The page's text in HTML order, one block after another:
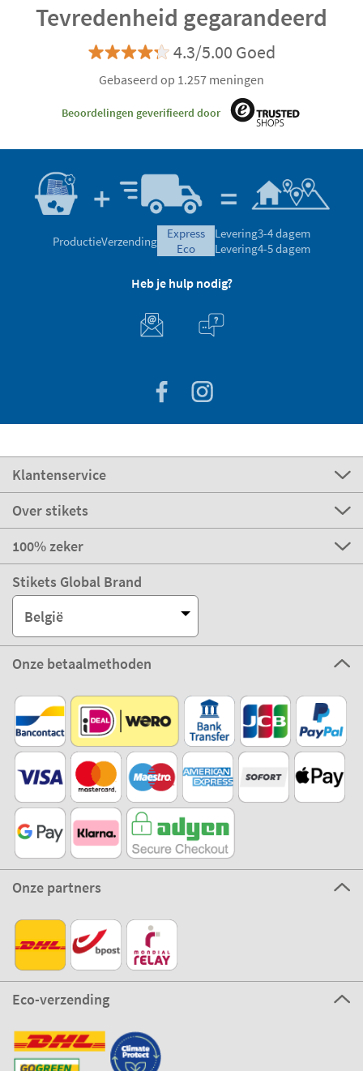
Tevredenheid gegarandeerd
4.3/5.00 Goed
Gebaseerd op 1.257 meningen
Beoordelingen geverifieerd door
ProductieVerzending
express
eco
Levering3-4 dagem
Levering4-5 dagem
Heb je hulp nodig?
Klantenservice
Over stikets
100% zeker
Stikets Global Brand
België
Onze betaalmethoden
Onze partners
Eco-verzending